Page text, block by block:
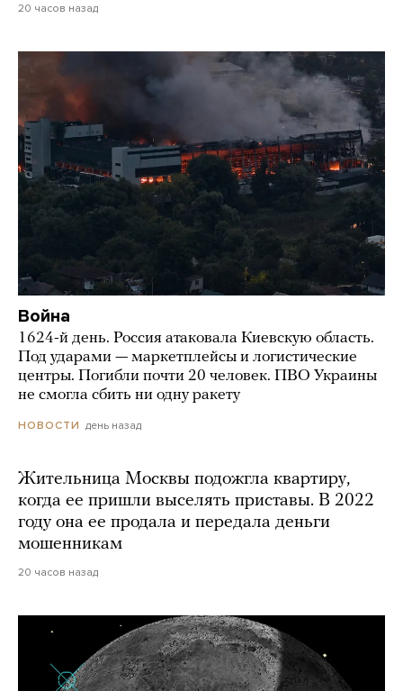
20 часов назад
Война
1624-й день. Россия атаковала Киевскую область.
Под ударами — маркетплейсы и логистические
центры. Погибли почти 20 человек. ПВО Украины
не смогла сбить ни одну ракету
НОВОСТИ день назад
Жительница Москвы подожгла квартиру,
когда ее пришли выселять приставы. В 2022
году она ее продала и передала деньги
мошенникам
20 часов назад